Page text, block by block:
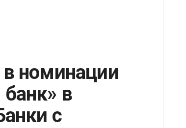
номинации
в
с